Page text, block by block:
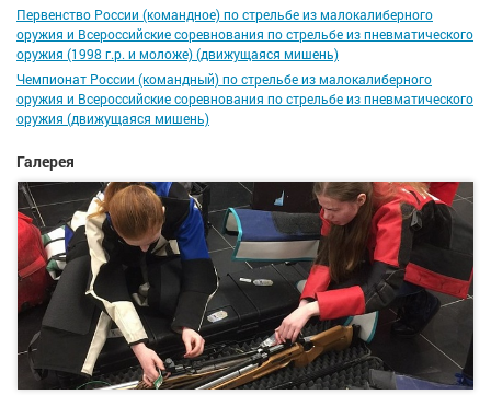
Первенство России (командное) по стрельбе из малокалиберного
оружия и Всероссийские соревнования по стрельбе из пневматического
оружия (1998 г.р. и моложе) (движущаяся мишень)
Чемпионат России (командный) по стрельбе из малокалиберного
оружия и Всероссийские соревнования по стрельбе из пневматического
оружия (движущаяся мишень)
Галерея